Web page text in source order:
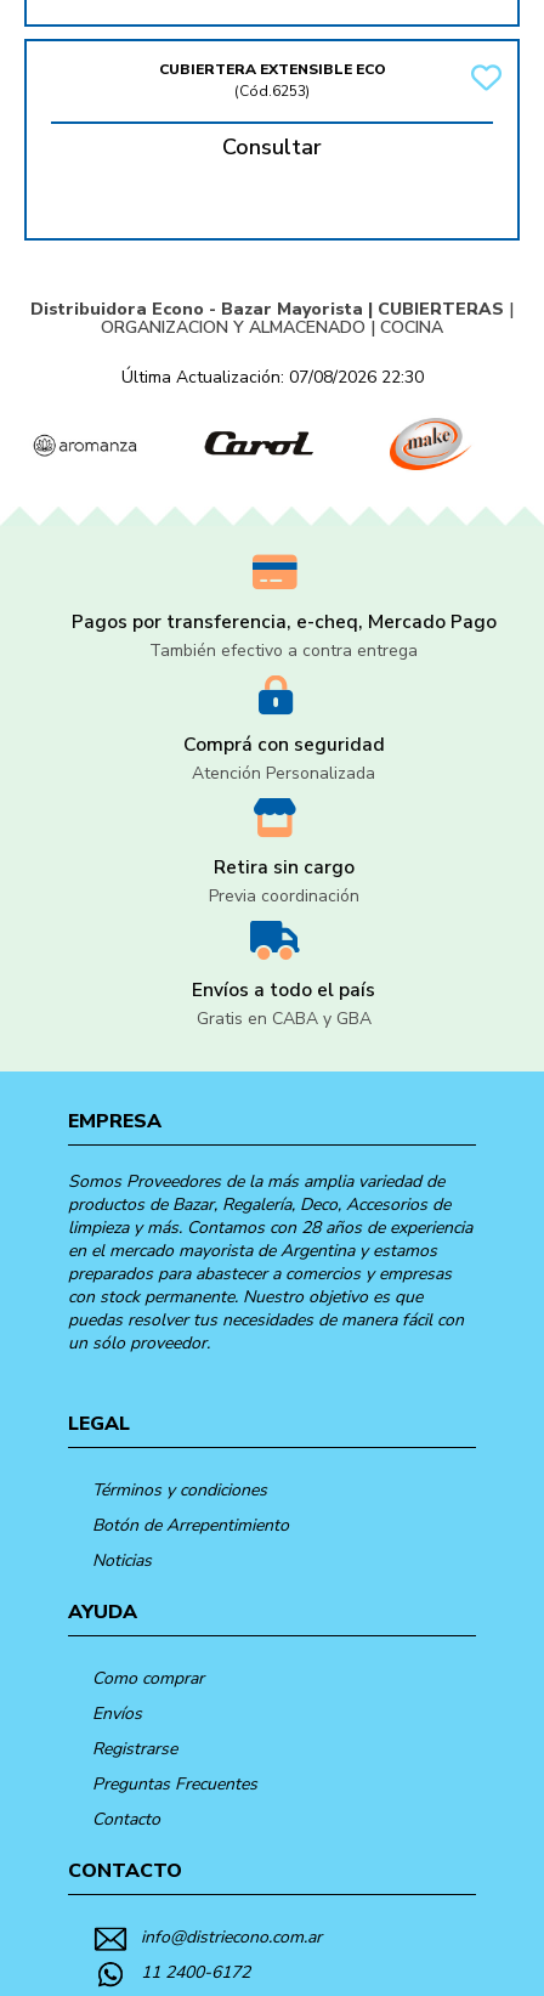
CUBIERTERA EXTENSIBLE ECO
(Cód.6253)
Consultar
Distribuidora Econo - Bazar Mayorista | CUBIERTERAS |
ORGANIZACION Y ALMACENADO | COCINA
Última Actualización: 07/08/2026 22:30
Pagos por transferencia, e-cheq, Mercado Pago
También efectivo a contra entrega
Comprá con seguridad
Atención Personalizada
Retira sin cargo
Previa coordinación
Envíos a todo el país
Gratis en CABA y GBA
EMPRESA
Somos Proveedores de la más amplia variedad de
productos de Bazar, Regalería, Deco, Accesorios de
limpieza y más. Contamos con 28 años de experiencia
en el mercado mayorista de Argentina y estamos
preparados para abastecer a comercios y empresas
con stock permanente. Nuestro objetivo es que
puedas resolver tus necesidades de manera fácil con
un sólo proveedor.
LEGAL
Términos y condiciones
Botón de Arrepentimiento
Noticias
AYUDA
Como comprar
Envíos
Registrarse
Preguntas Frecuentes
Contacto
CONTACTO
info@distriecono.com.ar
11 2400-6172